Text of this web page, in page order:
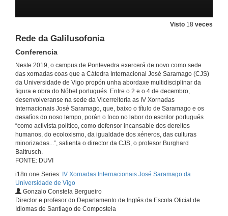
Visto 18 veces
Rede da Galilusofonia
Conferencia
Neste 2019, o campus de Pontevedra exercerá de novo como sede
das xornadas coas que a Cátedra Internacional José Saramago (CJS)
da Universidade de Vigo propón unha abordaxe multidisciplinar da
figura e obra do Nóbel portugués. Entre o 2 e o 4 de decembro,
desenvolveranse na sede da Vicerreitoría as IV Xornadas
Internacionais José Saramago, que, baixo o título de Saramago e os
desafíos do noso tempo, porán o foco no labor do escritor portugués
“como activista político, como defensor incansable dos dereitos
humanos, do ecoloxismo, da igualdade dos xéneros, das culturas
minorizadas...”, salienta o director da CJS, o profesor Burghard
Baltrusch.
FONTE: DUVI
i18n.one.Series: IV Xornadas Internacionais José Saramago da
Universidade de Vigo
Gonzalo Constela Bergueiro
Director e profesor do Departamento de Inglés da Escola Oficial de
Idiomas de Santiago de Compostela
2 de dec. de 2019
Conferencia
A Cátedra José Saramago da UAB
Conferencia
2 de dec. de 2019